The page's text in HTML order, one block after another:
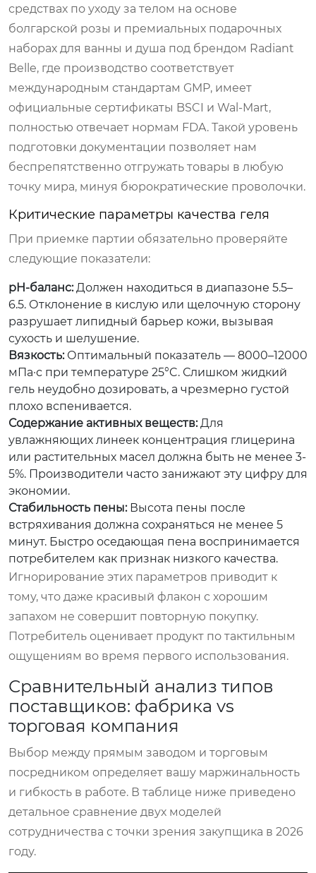
средствах по уходу за телом на основе
болгарской розы и премиальных подарочных
наборах для ванны и душа под брендом Radiant
Belle, где производство соответствует
международным стандартам GMP, имеет
официальные сертификаты BSCI и Wal‑Mart,
полностью отвечает нормам FDA. Такой уровень
подготовки документации позволяет нам
беспрепятственно отгружать товары в любую
точку мира, минуя бюрократические проволочки.
Критические параметры качества геля
При приемке партии обязательно проверяйте
следующие показатели:
pH-баланс:Должен находиться в диапазоне 5.5–
6.5. Отклонение в кислую или щелочную сторону
разрушает липидный барьер кожи, вызывая
сухость и шелушение.
Вязкость:Оптимальный показатель — 8000–12000
мПа·с при температуре 25°C. Слишком жидкий
гель неудобно дозировать, а чрезмерно густой
плохо вспенивается.
Содержание активных веществ:Для
увлажняющих линеек концентрация глицерина
или растительных масел должна быть не менее 3-
5%. Производители часто занижают эту цифру для
экономии.
Стабильность пены:Высота пены после
встряхивания должна сохраняться не менее 5
минут. Быстро оседающая пена воспринимается
потребителем как признак низкого качества.
Игнорирование этих параметров приводит к
тому, что даже красивый флакон с хорошим
запахом не совершит повторную покупку.
Потребитель оценивает продукт по тактильным
ощущениям во время первого использования.
Сравнительный анализ типов
поставщиков: фабрика vs
торговая компания
Выбор между прямым заводом и торговым
посредником определяет вашу маржинальность
и гибкость в работе. В таблице ниже приведено
детальное сравнение двух моделей
сотрудничества с точки зрения закупщика в 2026
году.